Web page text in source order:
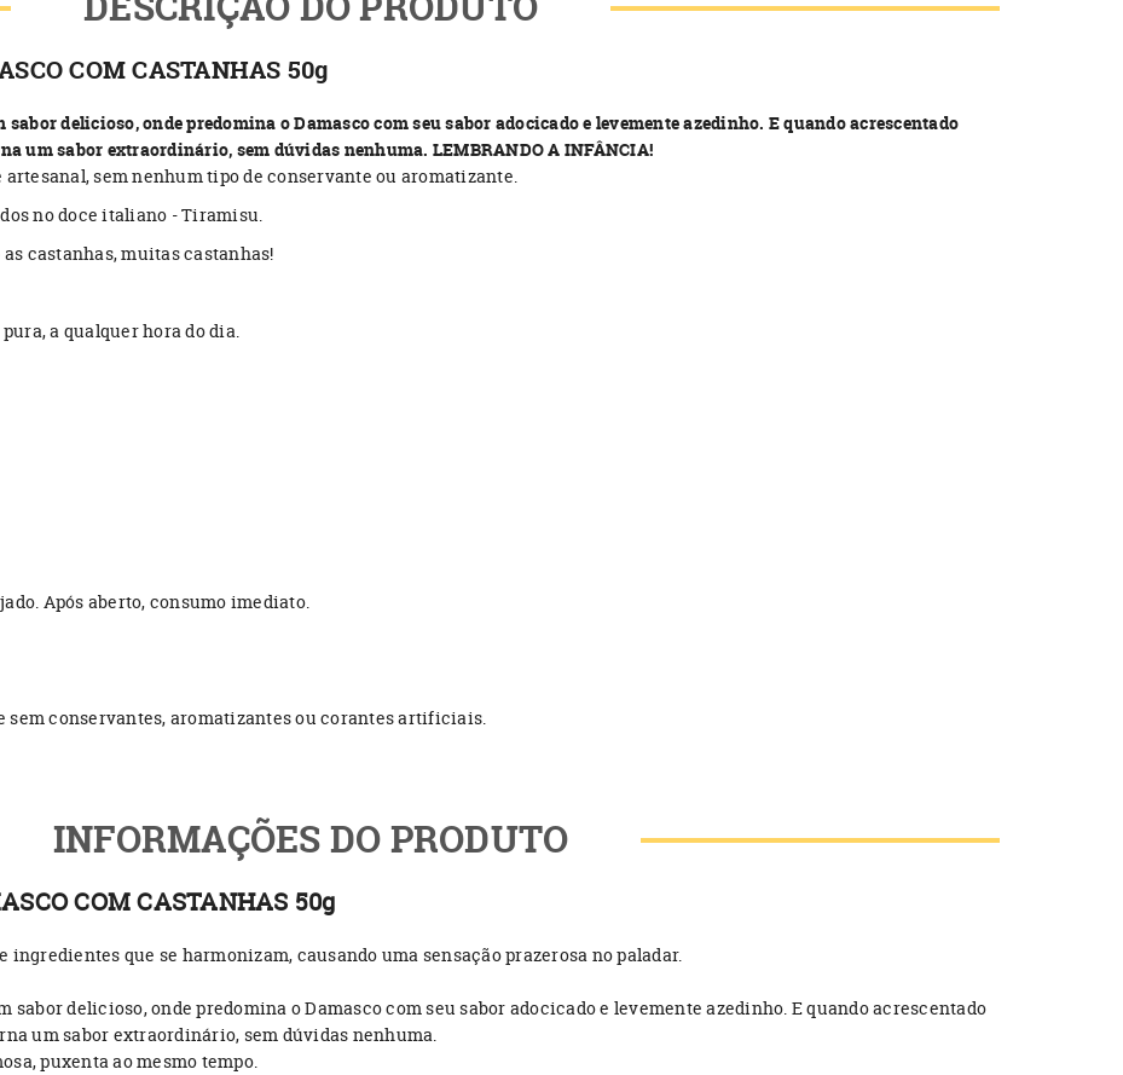
COM CASTANHAS 50g
sabor delicioso, onde predomina o Damasco com seu sabor adocicado e levemente azedinho. E quando acrescentado
um sabor extraordinário, sem dúvidas nenhuma. LEMBRANDO A INFÂNCIA!
sem nenhum tipo de conservante ou aromatizante.
no doce italiano - Tiramisu.
castanhas, muitas castanhas!
a qualquer hora do dia.
Após aberto, consumo imediato.
conservantes, aromatizantes ou corantes artificiais.
INFORMAÇÕES DO PRODUTO
COM CASTANHAS 50g
ingredientes que se harmonizam, causando uma sensação prazerosa no paladar.
sabor delicioso, onde predomina o Damasco com seu sabor adocicado e levemente azedinho. E quando acrescentado
um sabor extraordinário, sem dúvidas nenhuma.
puxenta ao mesmo tempo.